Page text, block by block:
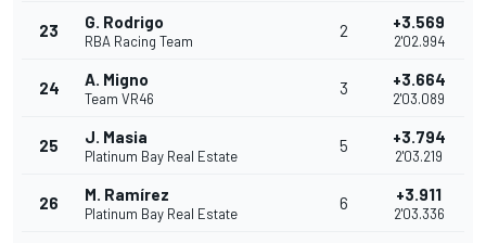
23 G. Rodrigo
RBA Racing Team
2 +3.569
2'02.994
24 A. Migno
Team VR46
3 +3.664
2'03.089
25 J. Masia
Platinum Bay Real Estate
5 +3.794
2'03.219
26 M. Ramírez
Platinum Bay Real Estate
6 +3.911
2'03.336